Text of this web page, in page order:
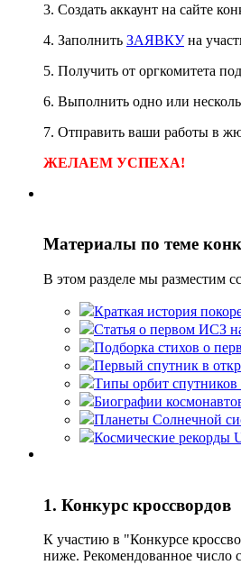
3. Создать аккаунт на сайте
4. Заполнить ЗАЯВКУна
5. Получить от оргкомитета
6. Выполнить одно или
7. Отправить ваши работы в
ЖЕЛАЕМ УСПЕХА!
Материалы по теме
В этом разделе мы разместим
Краткая история
Статья о первом ИСЗ
Подборка стихов о
Первый спутник в
Типы орбит спутников
Биографии
Планеты Солнечной
Космические рекорды
1. Конкурс кроссвордов
К участию в "Конкурсе
ниже. Рекомендованное число